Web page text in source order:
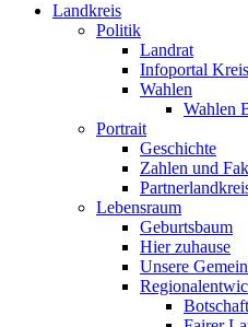
Landkreis
Politik
Landrat
Infoportal
Wahlen
Wahlen
Portrait
Geschichte
Zahlen und
Lebensraum
Geburtsbaum
Hier zuhause
Unsere